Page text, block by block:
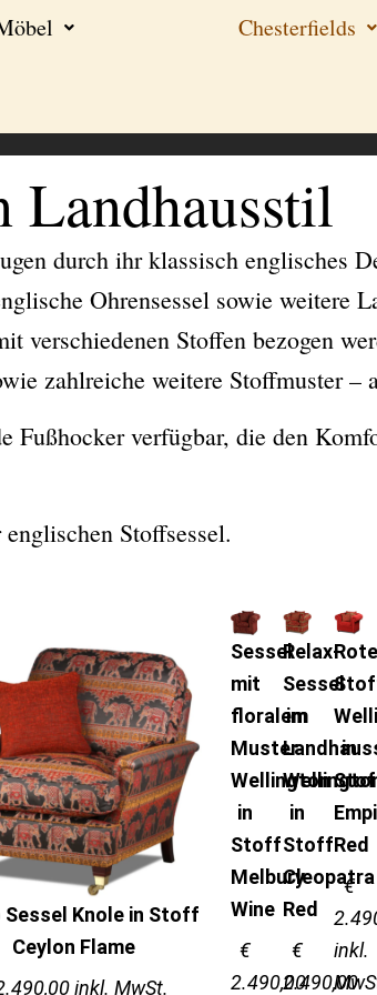
Chesterfields
Landhausstil
durch ihr klassisch englisches
Ohrensessel sowie weitere
Stoffen bezogen
zahlreiche weitere Stoffmuster –
Fußhocker verfügbar, die den
Stoffsessel.
Sessel Knole in Stoff
Ceylon Flame
inkl. MwSt.
Sessel
mit
floralem
Muster
Wellington
in
Stoff
Melbury
Wine
€
2.490,00
Relax-
Sessel
im
in
Stoff
Cleopatra
Red
€
2.490,00
in
Red
€
inkl.